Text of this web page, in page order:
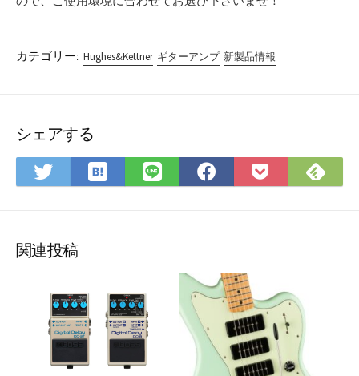
カテゴリー: Hughes&Kettner ギターアンプ 新製品情報
シェアする
Twitter
で
ア
は
て
ー
ク
に
保
LINE
で
Facebook
で
Pocket
に
で
関連投稿